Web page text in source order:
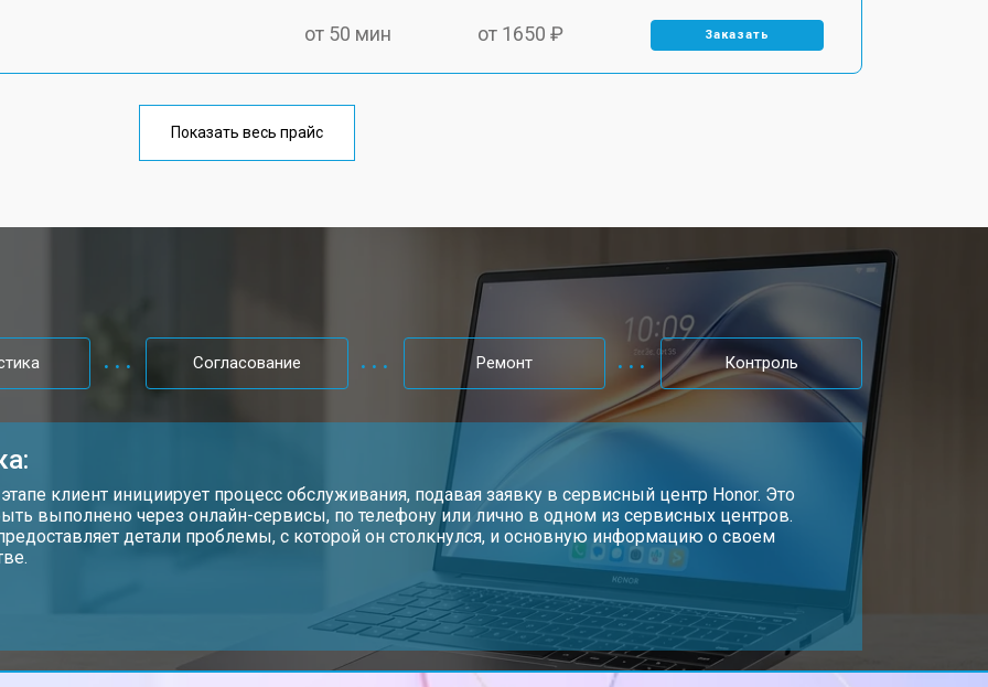
от 50 мин от 1650 ₽ Заказать
от 70 мин
от 1750 ₽ Заказать
от 50 мин от 1550 ₽ Заказать
от 70 мин от 1950 ₽ Заказать
от 1950 ₽
от 70 мин от 1850 ₽ Заказать
Показать весь прайс
Согласование Ремонт Контроль
клиент инициирует процесс обслуживания, подавая заявку в сервисный центр Honor. Это
выполнено через онлайн-сервисы, по телефону или лично в одном из сервисных центров.
детали проблемы, с которой он столкнулся, и основную информацию о своем